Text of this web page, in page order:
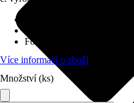
Forma
Více informací o zboží
Množství (ks)